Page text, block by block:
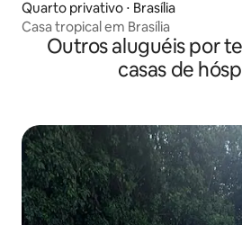
Quarto privativo ⋅ Brasília
Casa tropical em Brasília
Outros aluguéis por
casas de